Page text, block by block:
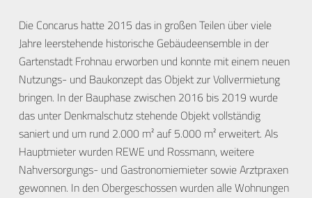
Die Concarus hatte 2015 das in großen Teilen über viele
Jahre leerstehende historische Gebäudeensemble in der
Gartenstadt Frohnau erworben und konnte mit einem neuen
Nutzungs- und Baukonzept das Objekt zur Vollvermietung
bringen. In der Bauphase zwischen 2016 bis 2019 wurde
das unter Denkmalschutz stehende Objekt vollständig
saniert und um rund 2.000 m² auf 5.000 m² erweitert. Als
Hauptmieter wurden REWE und Rossmann, weitere
Nahversorgungs- und Gastronomiemieter sowie Arztpraxen
gewonnen. In den Obergeschossen wurden alle Wohnungen